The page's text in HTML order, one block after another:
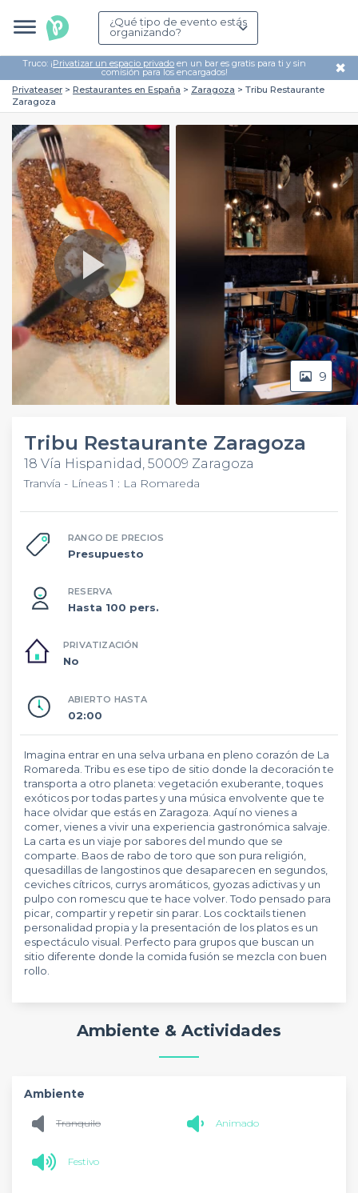
¿Qué tipo de evento estás
organizando?
Truco: ¡Privatizar un espacio privado en un bar es gratis para ti y sin
comisión para los encargados! ✖
Privateaser Restaurantes en España Zaragoza
Tribu Restaurante
Zaragoza
Play
Video
9
Tribu Restaurante Zaragoza
18 Vía Hispanidad, 50009 Zaragoza
Tranvía - Líneas 1 : La Romareda
RANGO DE PRECIOS
Presupuesto
RESERVA
Hasta 100 pers.
PRIVATIZACIÓN
No
ABIERTO HASTA
02:00
Imagina entrar en una selva urbana en pleno corazón de La
Romareda. Tribu es ese tipo de sitio donde la decoración te
transporta a otro planeta: vegetación exuberante, toques
exóticos por todas partes y una música envolvente que te
hace olvidar que estás en Zaragoza. Aquí no vienes a
comer, vienes a vivir una experiencia gastronómica salvaje.
La carta es un viaje por sabores del mundo que se
comparte. Baos de rabo de toro que son pura religión,
quesadillas de langostinos que desaparecen en segundos,
ceviches cítricos, currys aromáticos, gyozas adictivas y un
pulpo con romescu que te hace volver. Todo pensado para
picar, compartir y repetir sin parar. Los cocktails tienen
personalidad propia y la presentación de los platos es un
espectáculo visual. Perfecto para grupos que buscan un
sitio diferente donde la comida fusión se mezcla con buen
rollo.
Ambiente & Actividades
Ambiente
Tranquilo Animado
Festivo